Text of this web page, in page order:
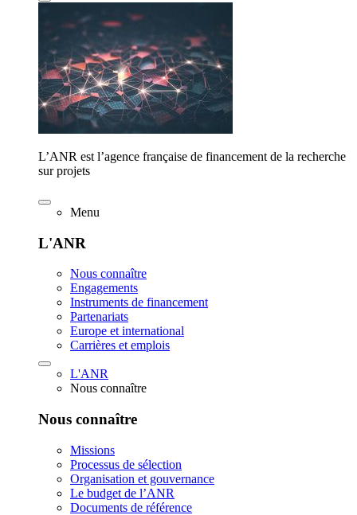
L’ANR est l’agence française de financement de la recherche
sur projets
Menu
L'ANR
Nous connaître
Engagements
Instruments de financement
Partenariats
Europe et international
Carrières et emplois
L'ANR
Nous connaître
Nous connaître
Missions
Processus de sélection
Organisation et gouvernance
Le budget de l’ANR
Documents de référence